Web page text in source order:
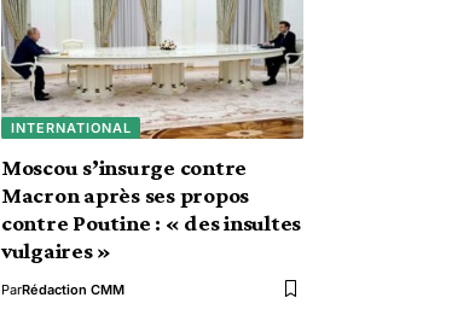
INTERNATIONAL
Moscou s’insurge contre
Macron après ses propos
contre Poutine : « des insultes
vulgaires »
ParRédaction CMM